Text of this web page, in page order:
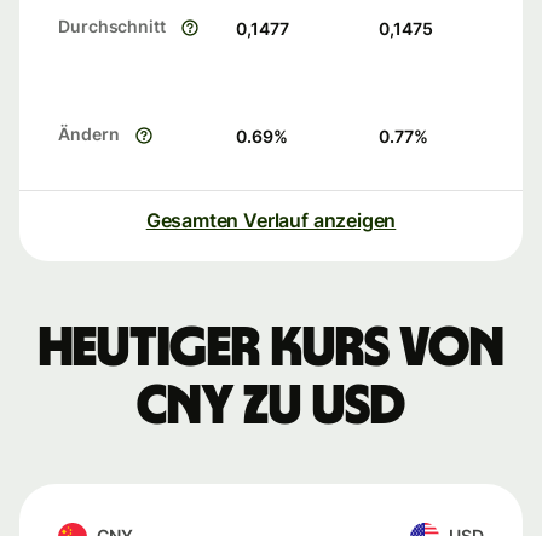
Durchschnitt 0,1477 0,1475
Ändern 0.69% 0.77%
Gesamten Verlauf anzeigen
Heutiger Kurs von
CNY zu USD